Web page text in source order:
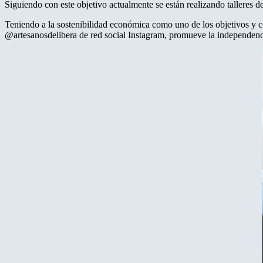
Siguiendo con este objetivo actualmente se están realizando talleres
Teniendo a la sostenibilidad económica como uno de los objetivos y
@artesanosdelibera de red social Instagram, promueve la